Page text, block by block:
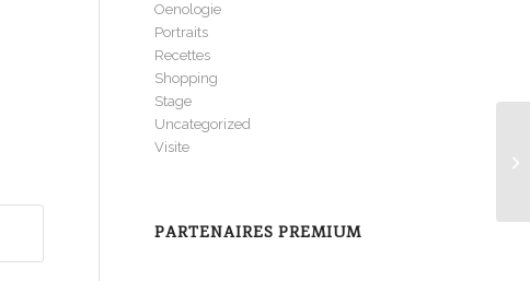
Oenologie
Portraits
Recettes
Shopping
Stage
Uncategorized
Visite
PARTENAIRES PREMIUM